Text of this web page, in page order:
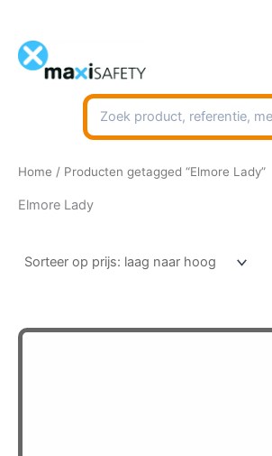
inhoud
Zoeken
naar:
Home / Producten getagged “Elmore Lady”
Elmore Lady